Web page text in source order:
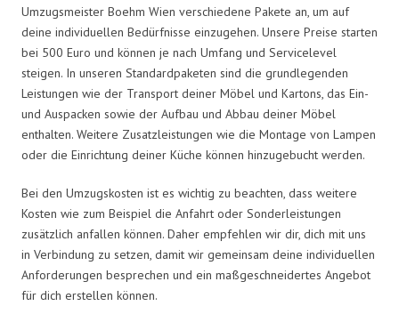
Umzugsmeister Boehm Wien verschiedene Pakete an, um auf
deine individuellen Bedürfnisse einzugehen. Unsere Preise starten
bei 500 Euro und können je nach Umfang und Servicelevel
steigen. In unseren Standardpaketen sind die grundlegenden
Leistungen wie der Transport deiner Möbel und Kartons, das Ein-
und Auspacken sowie der Aufbau und Abbau deiner Möbel
enthalten. Weitere Zusatzleistungen wie die Montage von Lampen
oder die Einrichtung deiner Küche können hinzugebucht werden.
Bei den Umzugskosten ist es wichtig zu beachten, dass weitere
Kosten wie zum Beispiel die Anfahrt oder Sonderleistungen
zusätzlich anfallen können. Daher empfehlen wir dir, dich mit uns
in Verbindung zu setzen, damit wir gemeinsam deine individuellen
Anforderungen besprechen und ein maßgeschneidertes Angebot
für dich erstellen können.